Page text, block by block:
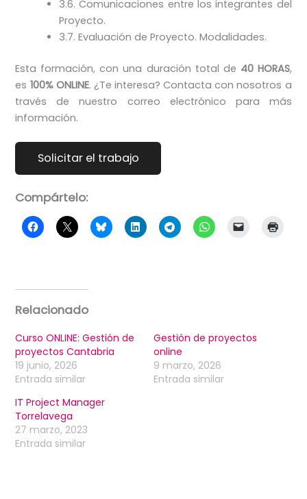
3.6. Comunicaciones entre los integrantes del
Proyecto.
3.7. Evaluación de Proyecto. Modalidades.
Esta formación, con una duración total de 40 HORAS,
es 100% ONLINE. ¿Te interesa? Contacta con nosotros a
través de nuestro correo electrónico para más
información.
Compártelo:
Relacionado
Curso ONLINE: Gestión de
proyectos Cantabria
19 junio, 2026
Entrada similar
Gestión de proyectos
online
9 marzo, 2026
Entrada similar
IT Project Manager
Torrelavega
27 marzo, 2023
Entrada similar